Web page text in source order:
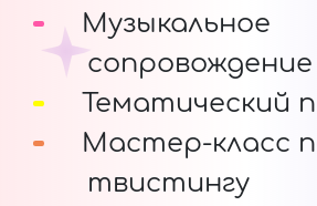
Музыкальное
сопровождение
Тематический
Мастер-класс
твистингу